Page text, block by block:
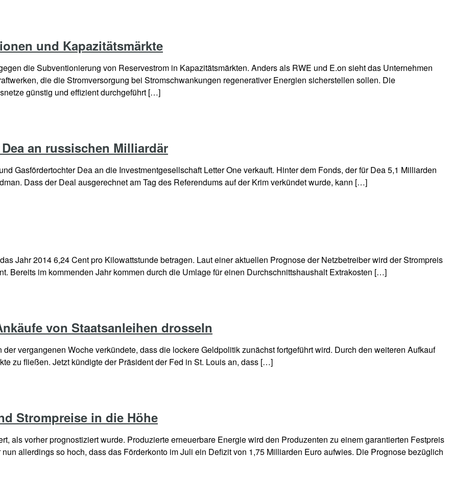
und Kapazitätsmärkte
die Subventionierung von Reservestrom in Kapazitätsmärkten. Anders als RWE und E.on sieht das Unternehmen
die die Stromversorgung bei Stromschwankungen regenerativer Energien sicherstellen sollen. Die
günstig und effizient durchgeführt […]
an russischen Milliardär
Gasfördertochter Dea an die Investmentgesellschaft Letter One verkauft. Hinter dem Fonds, der für Dea 5,1 Milliarden
Dass der Deal ausgerechnet am Tag des Referendums auf der Krim verkündet wurde, kann […]
Jahr 2014 6,24 Cent pro Kilowattstunde betragen. Laut einer aktuellen Prognose der Netzbetreiber wird der Strompreis
Bereits im kommenden Jahr kommen durch die Umlage für einen Durchschnittshaushalt Extrakosten […]
von Staatsanleihen drosseln
vergangenen Woche verkündete, dass die lockere Geldpolitik zunächst fortgeführt wird. Durch den weiteren Aufkauf
zu fließen. Jetzt kündigte der Präsident der Fed in St. Louis an, dass […]
Strompreise in die Höhe
als vorher prognostiziert wurde. Produzierte erneuerbare Energie wird den Produzenten zu einem garantierten Festpreis
allerdings so hoch, dass das Förderkonto im Juli ein Defizit von 1,75 Milliarden Euro aufwies. Die Prognose bezüglich